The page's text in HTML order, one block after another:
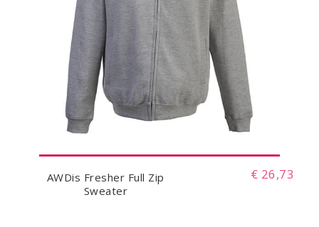
AWDis Fresher Full Zip
Sweater
€ 26,73